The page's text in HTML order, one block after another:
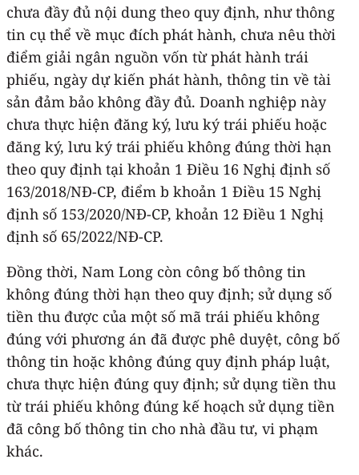
chưa đầy đủ nội dung theo quy định, như thông
tin cụ thể về mục đích phát hành, chưa nêu thời
điểm giải ngân nguồn vốn từ phát hành trái
phiếu, ngày dự kiến phát hành, thông tin về tài
sản đảm bảo không đầy đủ. Doanh nghiệp này
chưa thực hiện đăng ký, lưu ký trái phiếu hoặc
đăng ký, lưu ký trái phiếu không đúng thời hạn
theo quy định tại khoản 1 Điều 16 Nghị định số
163/2018/NĐ-CP, điểm b khoản 1 Điều 15 Nghị
định số 153/2020/NĐ-СР, khoản 12 Điều 1 Nghị
định số 65/2022/NĐ-CP.
Đồng thời, Nam Long còn công bố thông tin
không đúng thời hạn theo quy định; sử dụng số
tiền thu được của một số mã trái phiếu không
đúng với phương án đã được phê duyệt, công bố
thông tin hoặc không đúng quy định pháp luật,
chưa thực hiện đúng quy định; sử dụng tiền thu
từ trái phiếu không đúng kế hoạch sử dụng tiền
đã công bố thông tin cho nhà đầu tư, vi phạm
khác.